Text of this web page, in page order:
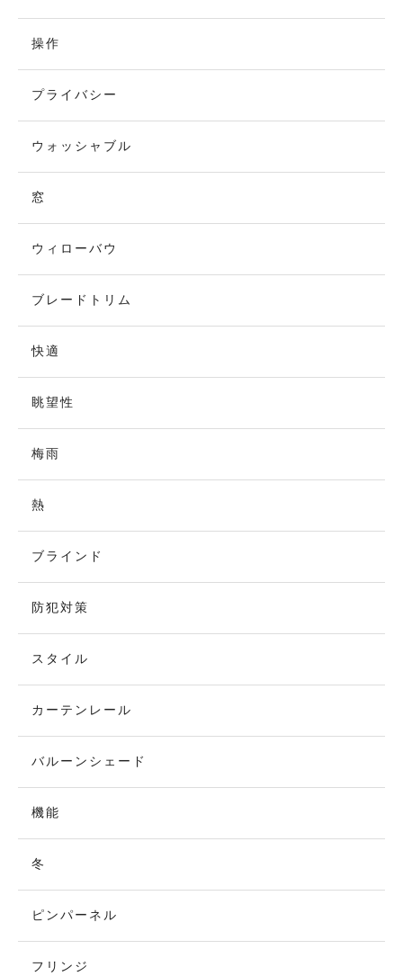
操作
プライバシー
ウォッシャブル
窓
ウィローバウ
ブレードトリム
快適
眺望性
梅雨
熱
ブラインド
防犯対策
スタイル
カーテンレール
バルーンシェード
機能
冬
ピンパーネル
フリンジ